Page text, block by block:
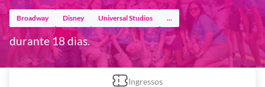
Broadway Disney Universal Studios ...
durante 18 dias.
Ingressos